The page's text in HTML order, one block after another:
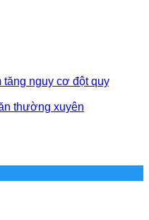
tăng nguy cơ đột quỵ
thường xuyên